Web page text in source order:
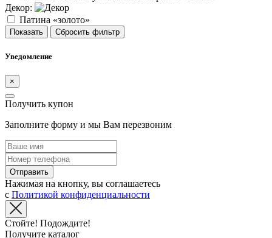
Декор:
Патина «золото»
Показать Сбросить фильтр
Уведомление
×
Получить купон
Заполните форму и мы Вам перезвоним
Отправить
Нажимая на кнопку, вы соглашаетесь
с Политикой конфиденциальности
Стойте! Подождите!
Получите каталог